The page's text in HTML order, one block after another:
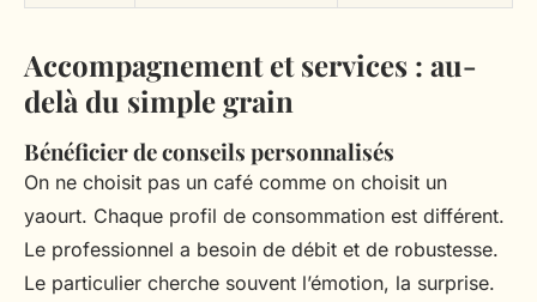
Accompagnement et services : au-
delà du simple grain
Bénéficier de conseils personnalisés
On ne choisit pas un café comme on choisit un
yaourt. Chaque profil de consommation est différent.
Le professionnel a besoin de débit et de robustesse.
Le particulier cherche souvent l’émotion, la surprise.